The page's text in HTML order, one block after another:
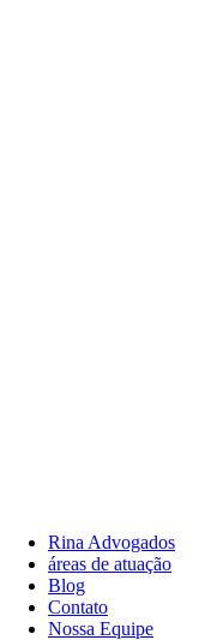
Rina Advogados
áreas de atuação
Blog
Contato
Nossa Equipe